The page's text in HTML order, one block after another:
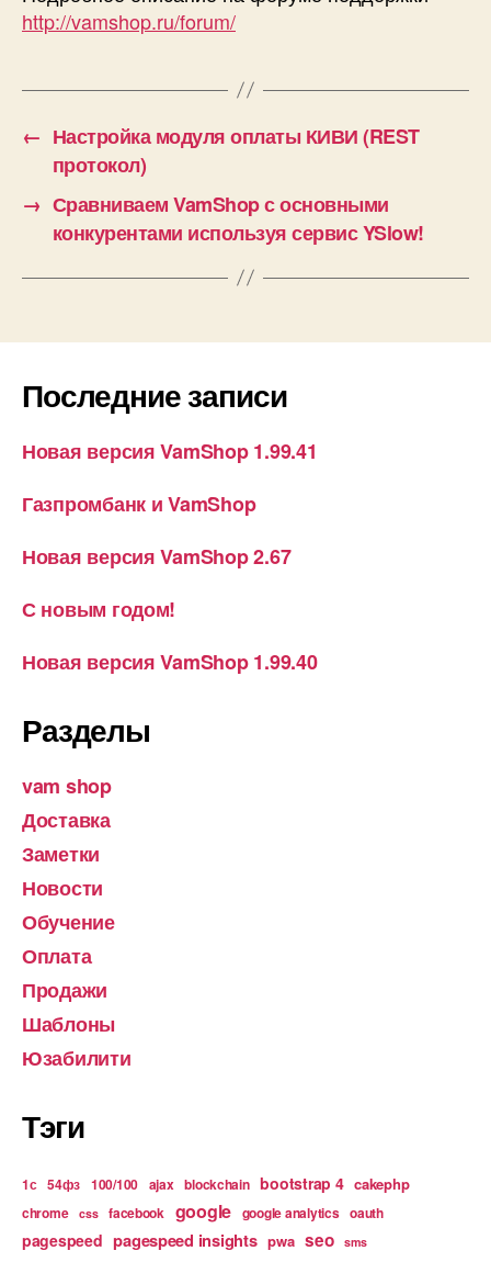
http://vamshop.ru/forum/
← Настройка модуля оплаты КИВИ (REST
протокол)
→ Сравниваем VamShop с основными
конкурентами используя сервис YSlow!
Последние записи
Новая версия VamShop 1.99.41
Газпромбанк и VamShop
Новая версия VamShop 2.67
С новым годом!
Новая версия VamShop 1.99.40
Разделы
vam shop
Доставка
Заметки
Новости
Обучение
Оплата
Продажи
Шаблоны
Юзабилити
Тэги
1с 54фз 100/100 ajax blockchain bootstrap 4 cakephp
chrome css facebook google google analytics oauth
pagespeed pagespeed insights pwa seo sms